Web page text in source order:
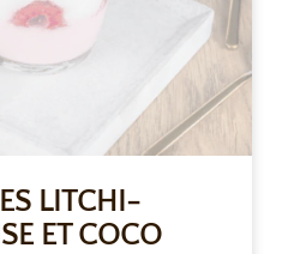
LITCHI-
ET COCO